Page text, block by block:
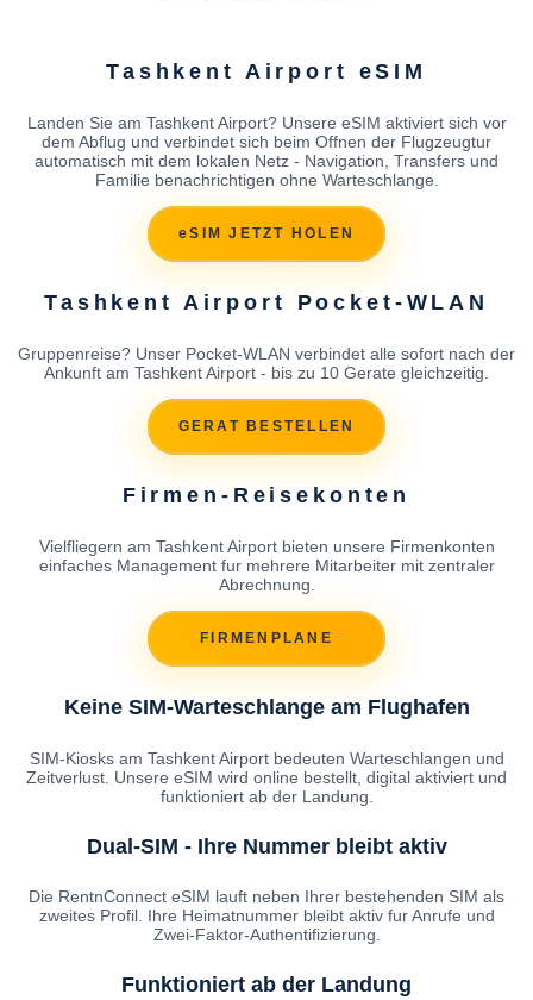
Tashkent Airport eSIM
Landen Sie am Tashkent Airport? Unsere eSIM aktiviert sich vor
dem Abflug und verbindet sich beim Offnen der Flugzeugtur
automatisch mit dem lokalen Netz - Navigation, Transfers und
Familie benachrichtigen ohne Warteschlange.
eSIM JETZT HOLEN
Tashkent Airport Pocket-WLAN
Gruppenreise? Unser Pocket-WLAN verbindet alle sofort nach der
Ankunft am Tashkent Airport - bis zu 10 Gerate gleichzeitig.
GERAT BESTELLEN
Firmen-Reisekonten
Vielfliegern am Tashkent Airport bieten unsere Firmenkonten
einfaches Management fur mehrere Mitarbeiter mit zentraler
Abrechnung.
FIRMENPLANE
Keine SIM-Warteschlange am Flughafen
SIM-Kiosks am Tashkent Airport bedeuten Warteschlangen und
Zeitverlust. Unsere eSIM wird online bestellt, digital aktiviert und
funktioniert ab der Landung.
Dual-SIM - Ihre Nummer bleibt aktiv
Die RentnConnect eSIM lauft neben Ihrer bestehenden SIM als
zweites Profil. Ihre Heimatnummer bleibt aktiv fur Anrufe und
Zwei-Faktor-Authentifizierung.
Funktioniert ab der Landung